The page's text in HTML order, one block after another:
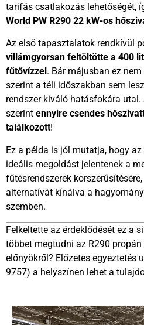
tarifás csatlakozás lehetőségét,
World PW R290 22 kW-os
Az első tapasztalatok rendkívül
villámgyorsan feltöltötte a 400
fűtővízzel . Bár májusban ez
szerint a téli időszakban sem
rendszer kiváló hatásfokára
szerint ennyire csendes
találkozott!
Ez a példa is jól mutatja, hogy
ideális megoldást jelentenek a
fűtésrendszerek
alternatívát kínálva a
szemben.
Felkeltette az érdeklődését ez a
többet megtudni az R290
előnyökről? Előzetes egyeztetés
9757) a helyszínen lehet a